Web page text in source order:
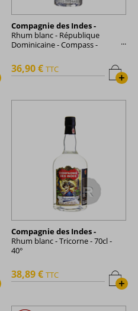
Compagnie des Indes -
Rhum blanc - République
Dominicaine - Compass -
+
36,90 € TTC
Compagnie des Indes -
Rhum blanc - Tricorne - 70cl -
40°
+
38,89 € TTC